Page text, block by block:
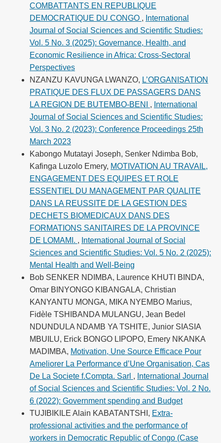
COMBATTANTS EN REPUBLIQUE
DEMOCRATIQUE DU CONGO , International
Journal of Social Sciences and Scientific Studies:
Vol. 5 No. 3 (2025): Governance, Health, and
Economic Resilience in Africa: Cross-Sectoral
Perspectives
NZANZU KAVUNGA LWANZO, L’ORGANISATION
PRATIQUE DES FLUX DE PASSAGERS DANS
LA REGION DE BUTEMBO-BENI , International
Journal of Social Sciences and Scientific Studies:
Vol. 3 No. 2 (2023): Conference Proceedings 25th
March 2023
Kabongo Mutatayi Joseph, Senker Ndimba Bob,
Kafinga Luzolo Emery, MOTIVATION AU TRAVAIL,
ENGAGEMENT DES EQUIPES ET ROLE
ESSENTIEL DU MANAGEMENT PAR QUALITE
DANS LA REUSSITE DE LA GESTION DES
DECHETS BIOMEDICAUX DANS DES
FORMATIONS SANITAIRES DE LA PROVINCE
DE LOMAMI. , International Journal of Social
Sciences and Scientific Studies: Vol. 5 No. 2 (2025):
Mental Health and Well-Being
Bob SENKER NDIMBA, Laurence KHUTI BINDA,
Omar BINYONGO KIBANGALA, Christian
KANYANTU MONGA, MIKA NYEMBO Marius,
Fidèle TSHIBANDA MULANGU, Jean Bedel
NDUNDULA NDAMB YA TSHITE, Junior SIASIA
MBUILU, Erick BONGO LIPOPO, Emery NKANKA
MADIMBA, Motivation, Une Source Efficace Pour
Ameliorer La Performance d’Une Organisation, Cas
De La Societe f.Compta. Sarl , International Journal
of Social Sciences and Scientific Studies: Vol. 2 No.
6 (2022): Government spending and Budget
TUJIBIKILE Alain KABATANTSHI, Extra-
professional activities and the performance of
workers in Democratic Republic of Congo (Case